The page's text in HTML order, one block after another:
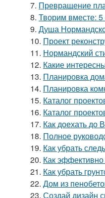
7. Превращение
8. Творим вместе: 5
9. Душа
10. Проект
11. Нормандский
12. Какие
13. Планировка
14. Планировка
15. Каталог
16. Каталог
17. Как доехать до
18. Полное
19. Как убрать
20. Как
21. Как убрать
22. Дом из
23. Создай дизайн